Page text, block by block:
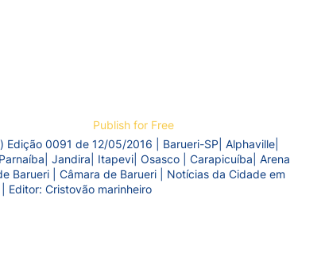
Publish for Free
Edição 0091 de 12/05/2016 | Barueri-SP| Alphaville|
Jandira| Itapevi| Osasco | Carapicuíba| Arena
Barueri | Câmara de Barueri | Notícias da Cidade em
Editor: Cristovão marinheiro